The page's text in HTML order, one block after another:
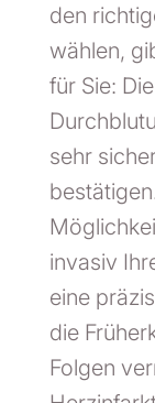
den
wählen,
für Sie:
sehr
invasiv
eine
die
Folgen